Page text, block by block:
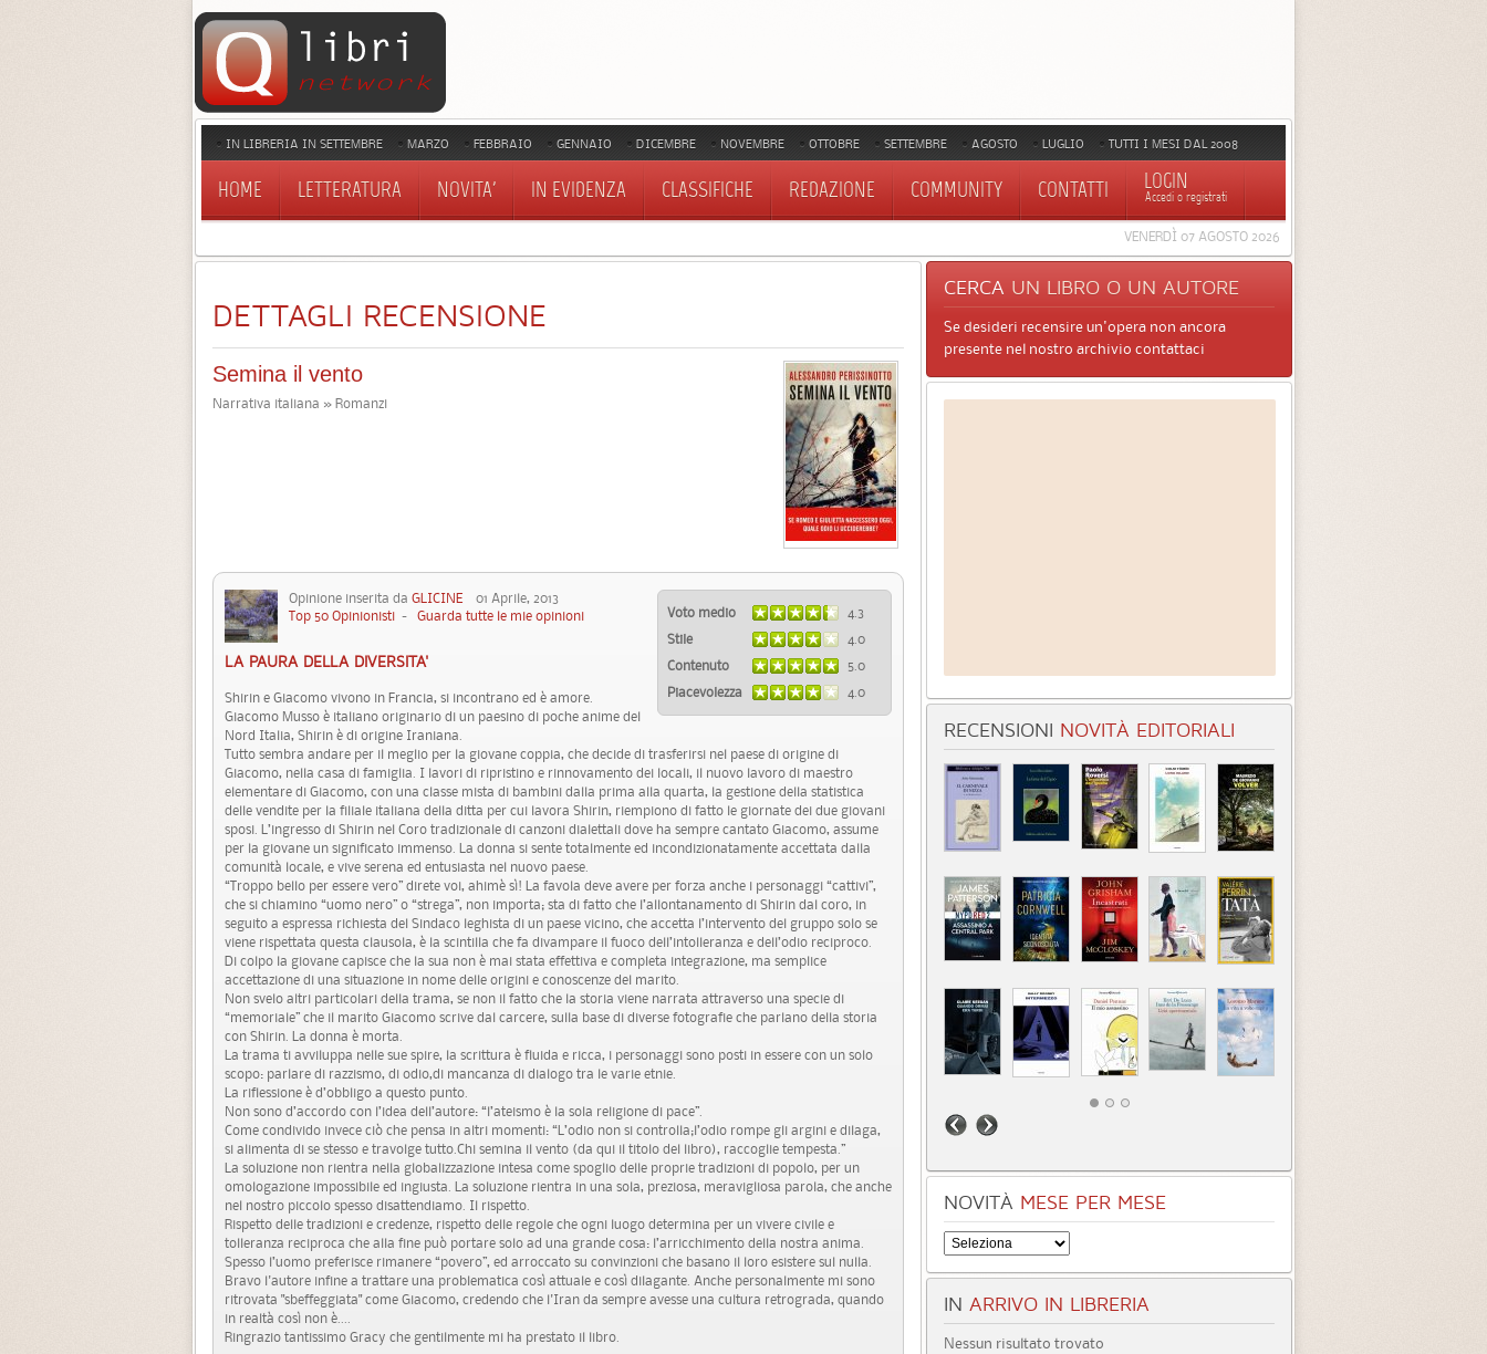
IN LIBRERIA IN SETTEMBRE MARZO FEBBRAIO GENNAIO DICEMBRE NOVEMBRE OTTOBRE SETTEMBRE AGOSTO LUGLIO TUTTI I MESI DAL 2008
HOME LETTERATURA NOVITA' IN EVIDENZA CLASSIFICHE REDAZIONE COMMUNITY CONTATTI LOGIN
Accedi o registrati
VENERDÌ 07 AGOSTO 2026
DETTAGLI RECENSIONE
Semina il vento
Narrativa italiana » Romanzi
Voto medio
4.3
Stile
4.0
Contenuto
5.0
Piacevolezza
4.0
Opinione inserita da GLICINE 01 Aprile, 2013
Top 50 Opinionisti - Guarda tutte le mie opinioni
LA PAURA DELLA DIVERSITA'
Shirin e Giacomo vivono in Francia, si incontrano ed è amore.
Giacomo Musso è italiano originario di un paesino di poche anime del
Nord Italia, Shirin è di origine Iraniana.
Tutto sembra andare per il meglio per la giovane coppia, che decide di trasferirsi nel paese di origine di
Giacomo, nella casa di famiglia. I lavori di ripristino e rinnovamento dei locali, il nuovo lavoro di maestro
elementare di Giacomo, con una classe mista di bambini dalla prima alla quarta, la gestione della statistica
delle vendite per la filiale italiana della ditta per cui lavora Shirin, riempiono di fatto le giornate dei due giovani
sposi. L’ingresso di Shirin nel Coro tradizionale di canzoni dialettali dove ha sempre cantato Giacomo, assume
per la giovane un significato immenso. La donna si sente totalmente ed incondizionatamente accettata dalla
comunità locale, e vive serena ed entusiasta nel nuovo paese.
“Troppo bello per essere vero” direte voi, ahimè sì! La favola deve avere per forza anche i personaggi “cattivi”,
che si chiamino “uomo nero” o “strega”, non importa; sta di fatto che l’allontanamento di Shirin dal coro, in
seguito a espressa richiesta del Sindaco leghista di un paese vicino, che accetta l’intervento del gruppo solo se
viene rispettata questa clausola, è la scintilla che fa divampare il fuoco dell’intolleranza e dell’odio reciproco.
Di colpo la giovane capisce che la sua non è mai stata effettiva e completa integrazione, ma semplice
accettazione di una situazione in nome delle origini e conoscenze del marito.
Non svelo altri particolari della trama, se non il fatto che la storia viene narrata attraverso una specie di
“memoriale” che il marito Giacomo scrive dal carcere, sulla base di diverse fotografie che parlano della storia
con Shirin. La donna è morta.
La trama ti avviluppa nelle sue spire, la scrittura è fluida e ricca, i personaggi sono posti in essere con un solo
scopo: parlare di razzismo, di odio,di mancanza di dialogo tra le varie etnie.
La riflessione è d’obbligo a questo punto.
Non sono d’accordo con l’idea dell’autore: “l’ateismo è la sola religione di pace”.
Come condivido invece ciò che pensa in altri momenti: “L’odio non si controlla;l’odio rompe gli argini e dilaga,
si alimenta di se stesso e travolge tutto.Chi semina il vento (da qui il titolo del libro), raccoglie tempesta.”
La soluzione non rientra nella globalizzazione intesa come spoglio delle proprie tradizioni di popolo, per un
omologazione impossibile ed ingiusta. La soluzione rientra in una sola, preziosa, meravigliosa parola, che anche
nel nostro piccolo spesso disattendiamo. Il rispetto.
Rispetto delle tradizioni e credenze, rispetto delle regole che ogni luogo determina per un vivere civile e
tolleranza reciproca che alla fine può portare solo ad una grande cosa: l’arricchimento della nostra anima.
Spesso l’uomo preferisce rimanere “povero”, ed arroccato su convinzioni che basano il loro esistere sul nulla.
Bravo l'autore infine a trattare una problematica così attuale e così dilagante. Anche personalmente mi sono
ritrovata "sbeffeggiata" come Giacomo, credendo che l'Iran da sempre avesse una cultura retrograda, quando
in realtà così non è....
Ringrazio tantissimo Gracy che gentilmente mi ha prestato il libro.
CERCA UN LIBRO O UN AUTORE
Se desideri recensire un'opera non ancora
presente nel nostro archivio contattaci
RECENSIONI NOVITÀ EDITORIALI
NOVITÀ MESE PER MESE
IN ARRIVO IN LIBRERIA
Nessun risultato trovato